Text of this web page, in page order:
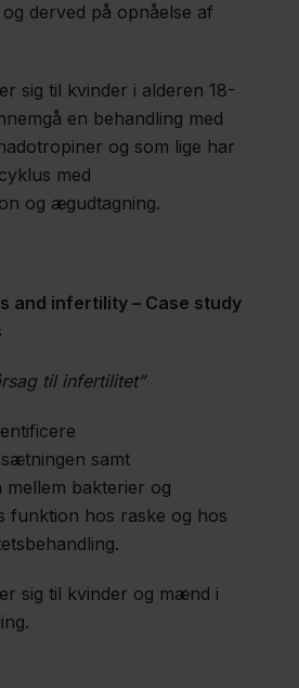
derved på opnåelse af
sig til kvinder i alderen 18-
en behandling med
og som lige har
med
og ægudtagning.
and infertility – Case study
til infertilitet”
samt
bakterier og
funktion hos raske og hos
sig til kvinder og mænd i